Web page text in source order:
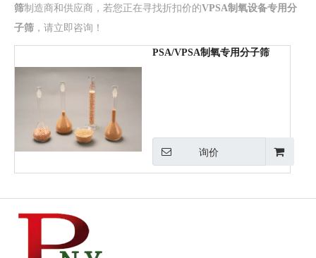
筛制造商和供应商，若您正在寻找折扣价的VPSA制氧设备专用分
子筛 ，请立即咨询！
PSA/VPSA制氧专用分子筛
询价